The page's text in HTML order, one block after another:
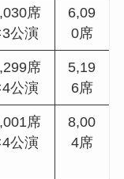
席
公演
6,09
0席
席
公演
5,19
6席
席
公演
8,00
4席